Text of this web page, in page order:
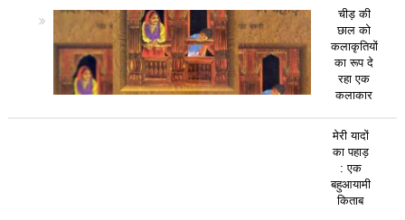
चीड़ की
छाल को
कलाकृतियों
का रूप दे
रहा एक
कलाकार
मेरी यादों
का पहाड़
: एक
बहुआयामी
किताब